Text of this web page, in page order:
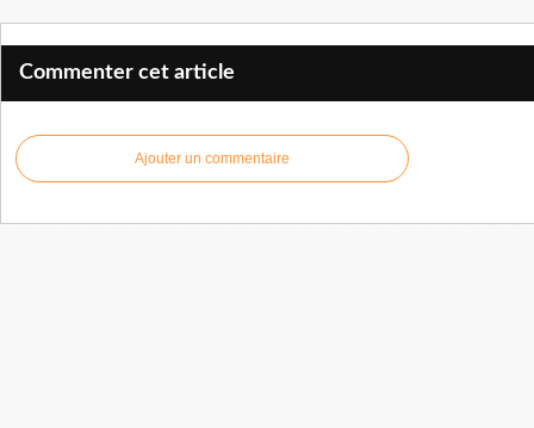
Commenter cet article
Ajouter un commentaire